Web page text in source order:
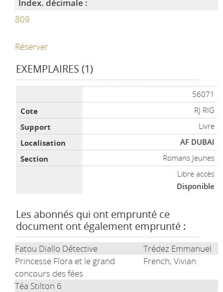
Index. décimale :
809
Réserver
EXEMPLAIRES (1)
56071
RJ RIG
Livre
AF DUBAI
Romans Jeunes
Libre accès
Disponible
Les abonnés qui ont emprunté ce
document ont également emprunté :
Fatou Diallo Détective
Trédez Emmanuel
Princesse Flora et le grand
concours des fées
French, Vivian
Téa Stilton 6